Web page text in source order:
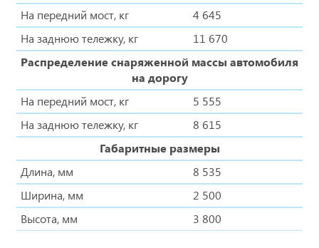
На передний мост, кг
4 645
На заднюю тележку, кг
11 670
Распределение снаряженной массы автомобиля
на дорогу
На передний мост, кг
5 555
На заднюю тележку, кг
8 615
Габаритные размеры
Длина, мм
8 535
Ширина, мм
2 500
Высота, мм
3 800